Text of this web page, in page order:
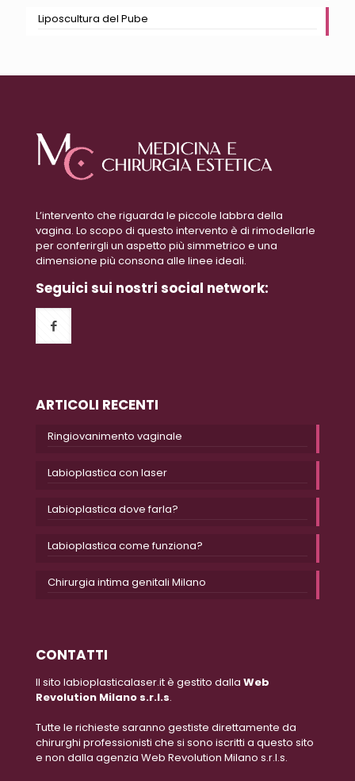
Liposcultura del Pube
L’intervento che riguarda le piccole labbra della
vagina. Lo scopo di questo intervento è di rimodellarle
per conferirgli un aspetto più simmetrico e una
dimensione più consona alle linee ideali.
Seguici sui nostri social network:
ARTICOLI RECENTI
Ringiovanimento vaginale
Labioplastica con laser
Labioplastica dove farla?
Labioplastica come funziona?
Chirurgia intima genitali Milano
CONTATTI
Il sito labioplasticalaser.it è gestito dalla Web
Revolution Milano s.r.l.s.
Tutte le richieste saranno gestiste direttamente da
chirurghi professionisti che si sono iscritti a questo sito
e non dalla agenzia Web Revolution Milano s.r.l.s.